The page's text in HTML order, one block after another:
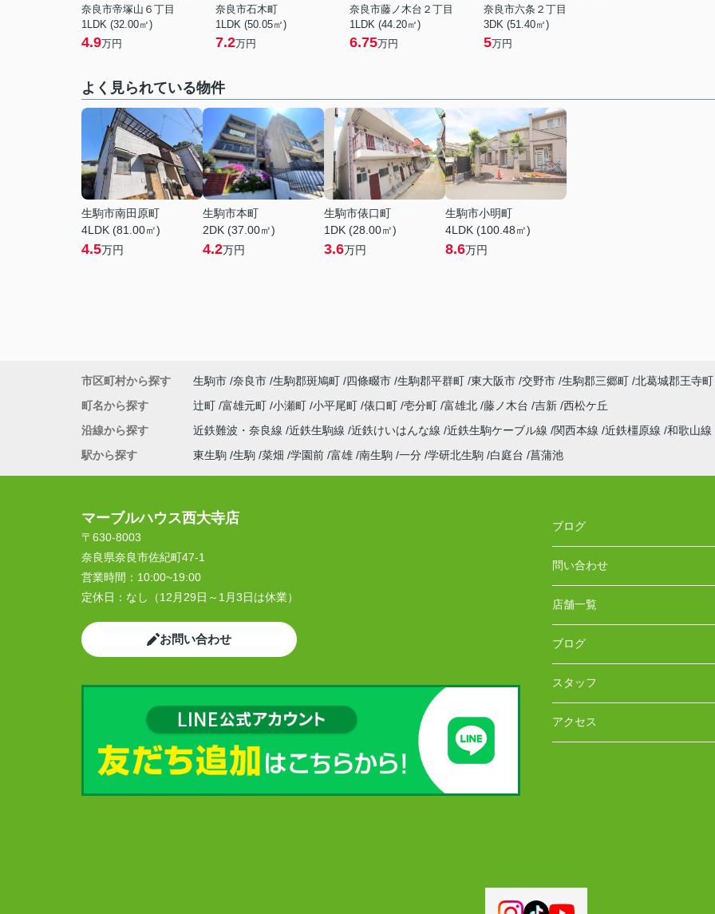
奈良市帝塚山６丁目
1LDK (32.00㎡)
4.9万円
奈良市石木町
1LDK (50.05㎡)
7.2万円
奈良市藤ノ木台２丁目
1LDK (44.20㎡)
6.75万円
奈良市六条２丁目
3DK (51.40㎡)
5万円
よく見られている物件
生駒市南田原町
4LDK (81.00㎡)
4.5万円
生駒市本町
2DK (37.00㎡)
4.2万円
生駒市俵口町
1DK (28.00㎡)
3.6万円
生駒市小明町
4LDK (100.48㎡)
8.6万円
市区町村から探す 生駒市 奈良市 生駒郡斑鳩町 四條畷市 生駒郡平群町 東大阪市 交野市 生駒郡三郷町 北葛城郡王寺町
町名から探す
辻町 富雄元町 小瀬町 小平尾町 俵口町 壱分町 富雄北 藤ノ木台 吉新 西松ケ丘
沿線から探す
近鉄難波・奈良線 近鉄生駒線 近鉄けいはんな線 近鉄生駒ケーブル線 関西本線 近鉄橿原線 和歌山線
駅から探す
東生駒 生駒 菜畑 学園前 富雄 南生駒 一分 学研北生駒 白庭台 菖蒲池
マーブルハウス西大寺店
〒630-8003
奈良県奈良市佐紀町47-1
営業時間： 10:00~19:00
定休日： なし（12月29日～1月3日は休業）
お問い合わせ
ブログ
問い合わせ
店舗一覧
ブログ
スタッフ
アクセス